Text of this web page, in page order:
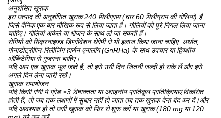
अनुशंसित खुराक
इस उत्पाद की अनुशंसित खुराक 240 मिलीग्राम (चार 60 मिलीग्राम की गोलियां) है
जिसे दैनिक एक बार मौखिक रूप से लिया जाता है। गोलियों को पूरे निगल लिया जाना
चाहिए। गोलियां अकेले या भोजन के साथ ली जा सकती हैं।
रोगियों को सिंक्रनाइज्ड डिप्रीवेशन थेरेपी से भी इलाज किया जाना चाहिए, अर्थात,
गोनाडोट्रोपिन-रिलीज़िंग हार्मोन एनालॉग (GnRHa) के साथ उपचार या द्विपक्षीय
ऑर्किटेमिया से गुजरना चाहिए।
यदि आप एक खुराक भूल जाते हैं, तो इसे उसी दिन जितनी जल्दी हो सके लें और इसे
अगले दिन लेना जारी रखें।
खुराक समायोजन
यदि किसी रोगी में ग्रेड ≥3 विषाक्तता या असहनीय प्रतिकूल प्रतिक्रियाएं विकसित
होती हैं, तो जब तक लक्षणों में सुधार नहीं हो जाता तब तक खुराक देना बंद कर दें।और
यदि आवश्यक हो तो उसी खुराक को फिर से शुरू करें या खुराक (180 mg या 120